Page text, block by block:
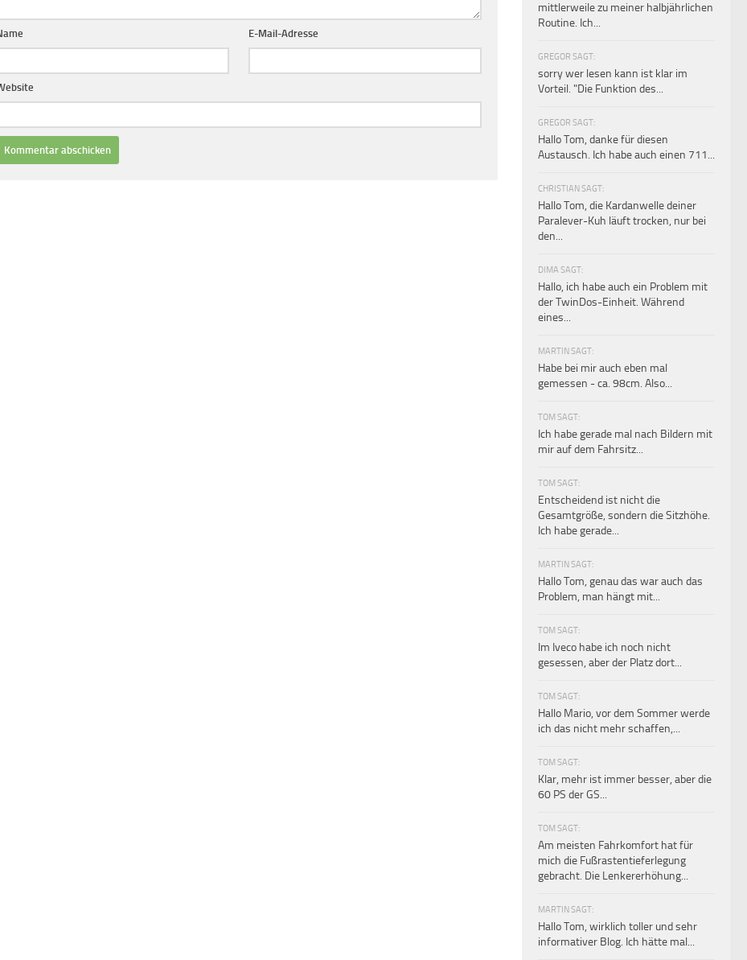
E-Mail-Adresse
mittlerweile zu meiner halbjährlichen
Routine. Ich...
GREGOR SAGT:
sorry wer lesen kann ist klar im
Vorteil. "Die Funktion des...
GREGOR SAGT:
Hallo Tom, danke für diesen
Austausch. Ich habe auch einen 711...
CHRISTIAN SAGT:
Hallo Tom, die Kardanwelle deiner
Paralever-Kuh läuft trocken, nur bei
den...
DIMA SAGT:
Hallo, ich habe auch ein Problem mit
der TwinDos-Einheit. Während
eines...
MARTIN SAGT:
Habe bei mir auch eben mal
gemessen - ca. 98cm. Also...
TOM SAGT:
Ich habe gerade mal nach Bildern mit
mir auf dem Fahrsitz...
TOM SAGT:
Entscheidend ist nicht die
Gesamtgröße, sondern die Sitzhöhe.
Ich habe gerade...
MARTIN SAGT:
Hallo Tom, genau das war auch das
Problem, man hängt mit...
TOM SAGT:
Im Iveco habe ich noch nicht
gesessen, aber der Platz dort...
TOM SAGT:
Hallo Mario, vor dem Sommer werde
ich das nicht mehr schaffen,...
TOM SAGT:
Klar, mehr ist immer besser, aber die
60 PS der GS...
TOM SAGT:
Am meisten Fahrkomfort hat für
mich die Fußrastentieferlegung
gebracht. Die Lenkererhöhung...
MARTIN SAGT:
Hallo Tom, wirklich toller und sehr
informativer Blog. Ich hätte mal...